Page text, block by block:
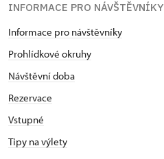
INFORMACE PRO NÁVŠTĚVNÍKY
Informace pro návštěvníky
Prohlídkové okruhy
Návštěvní doba
Rezervace
Vstupné
Tipy na výlety